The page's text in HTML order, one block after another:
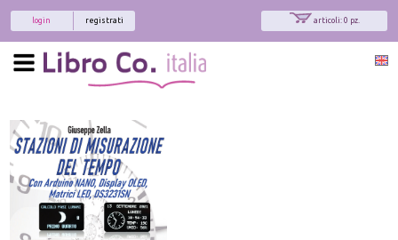
articoli: 0 pz.
registrati
login